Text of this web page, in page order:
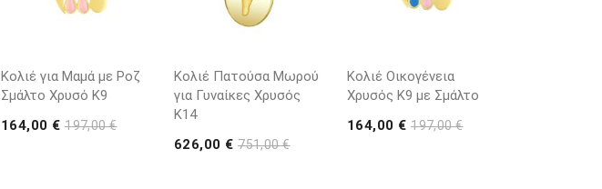
Κολιέ για Μαμά με Ροζ
Σμάλτο Χρυσό K9
164,00 €197,00 €
Κολιέ Πατούσα Μωρού
για Γυναίκες Χρυσός
K14
626,00 €751,00 €
Κολιέ Οικογένεια
Χρυσός Κ9 με Σμάλτο
164,00 €197,00 €